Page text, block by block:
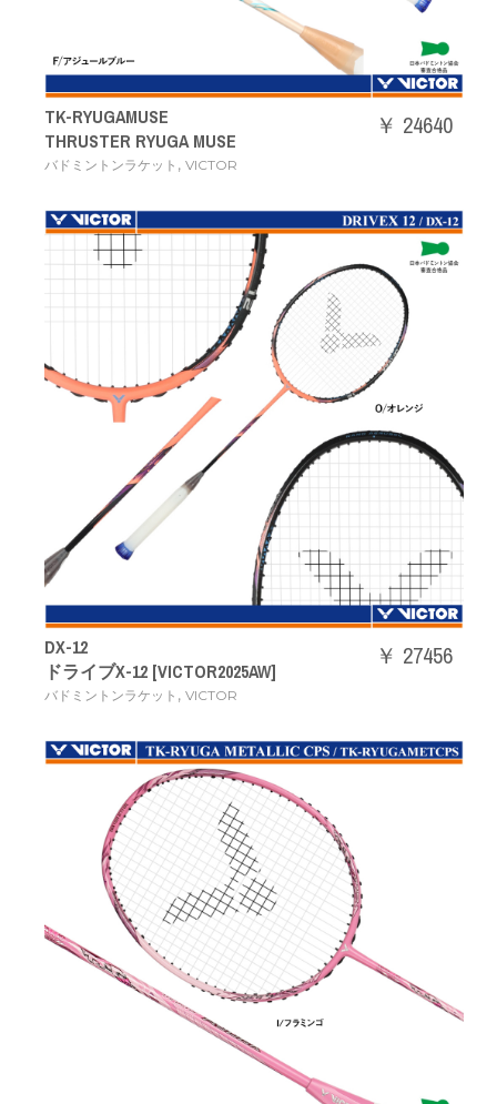
TK-RYUGAMUSE
THRUSTER RYUGA MUSE
バドミントンラケット , VICTOR
￥ 24640
DX-12
ドライブX-12 [VICTOR2025AW]
バドミントンラケット , VICTOR
￥ 27456